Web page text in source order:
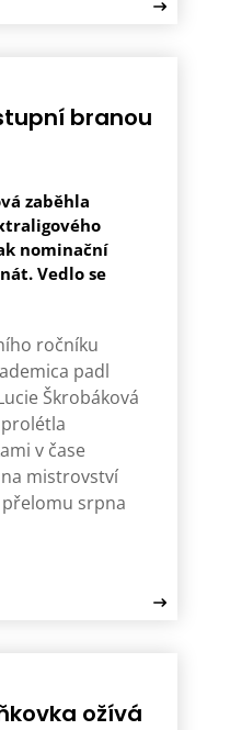
branou
zaběhla
nominační
Vedlo se
ročníku
padl
Škrobáková
v čase
mistrovství
srpna
ožívá